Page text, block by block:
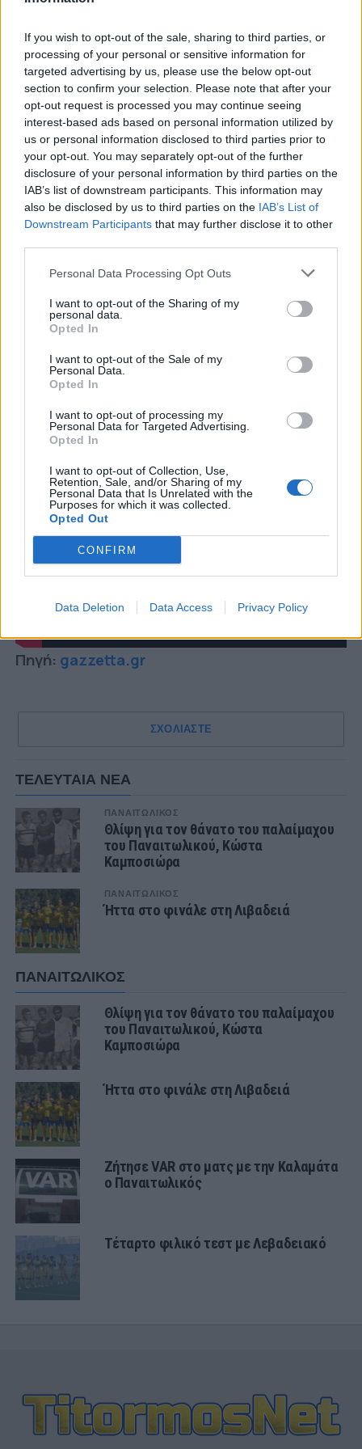
If you wish to opt-out of the sale, sharing to third parties, or
processing of your personal or sensitive information for
targeted advertising by us, please use the below opt-out
section to confirm your selection. Please note that after your
opt-out request is processed you may continue seeing
interest-based ads based on personal information utilized by
us or personal information disclosed to third parties prior to
your opt-out. You may separately opt-out of the further
disclosure of your personal information by third parties on the
IAB’s list of downstream participants. This information may
also be disclosed by us to third parties on the IAB’s List of
Downstream Participants that may further disclose it to other
Personal Data Processing Opt Outs
I want to opt-out of the Sharing of my
personal data.
Opted In
I want to opt-out of the Sale of my
Personal Data.
Opted In
I want to opt-out of processing my
Personal Data for Targeted Advertising.
Opted In
I want to opt-out of Collection, Use,
Retention, Sale, and/or Sharing of my
Personal Data that Is Unrelated with the
Purposes for which it was collected.
Opted Out
CONFIRM
Data Deletion Data Access Privacy Policy
την περίπτωσή του, πριν από μερικά χρόνια
δημοσιεύματα από τη χώρα του τον έφεραν
στο «στόχαστρο» και του Ολυμπιακού.
Οι σχετικές πληροφορίες αναφέρουν πως οι
δύο πλευρές είναι πολύ κοντά και το deal
βρίσκεται προ των πυλών.
Την ίδια στιγμή τα «καναρίνια»… δουλεύουν και
την περίπτωση ενός φορ από τη Λατινική
Αμερική (ο Ντάουντα από την αρχή φαίνονταν
πως δεν θα συνεχίσει, όπως και τελικά συνέβη),
οπότε ανά πάσα στιγμή αναμένονται εξελίξεις.
Πηγή: gazzetta.gr
ΣΧΟΛΙΑΣΤΕ
ΤΕΛΕΥΤΑΙΑ ΝΕΑ
ΠΑΝΑΙΤΩΛΙΚΟΣ
Θλίψη για τον θάνατο του παλαίμαχου
του Παναιτωλικού, Κώστα
Καμποσιώρα
ΠΑΝΑΙΤΩΛΙΚΟΣ
Ήττα στο φινάλε στη Λιβαδειά
ΠΑΝΑΙΤΩΛΙΚΟΣ
Θλίψη για τον θάνατο του παλαίμαχου
του Παναιτωλικού, Κώστα
Καμποσιώρα
Ήττα στο φινάλε στη Λιβαδειά
Ζήτησε VAR στο ματς με την Καλαμάτα
ο Παναιτωλικός
Τέταρτο φιλικό τεστ με Λεβαδειακό